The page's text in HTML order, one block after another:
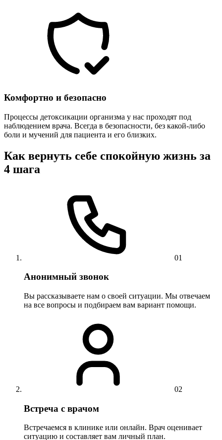
Комфортно и безопасно
Процессы детоксикации организма у нас проходят под
наблюдением врача. Всегда в безопасности, без какой-либо
боли и мучений для пациента и его близких.
Как вернуть себе спокойную жизнь за
4 шага
01
Анонимный звонок
Вы рассказываете нам о своей ситуации. Мы отвечаем
на все вопросы и подбираем вам вариант помощи.
02
Встреча с врачом
Встречаемся в клинике или онлайн. Врач оценивает
ситуацию и составляет вам личный план.